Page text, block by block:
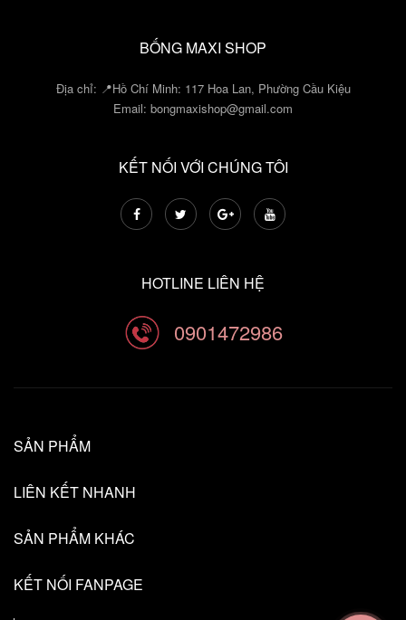
BỐNG MAXI SHOP
Địa chỉ: 📍Hồ Chí Minh: 117 Hoa Lan, Phường Cầu Kiệu
Email: bongmaxishop@gmail.com
KẾT NỐI VỚI CHÚNG TÔI
HOTLINE LIÊN HỆ
0901472986
SẢN PHẨM
LIÊN KẾT NHANH
SẢN PHẨM KHÁC
KẾT NỐI FANPAGE